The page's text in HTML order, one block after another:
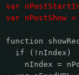
var
var nPostShow =
function
if (!nIndex)
nIndex =